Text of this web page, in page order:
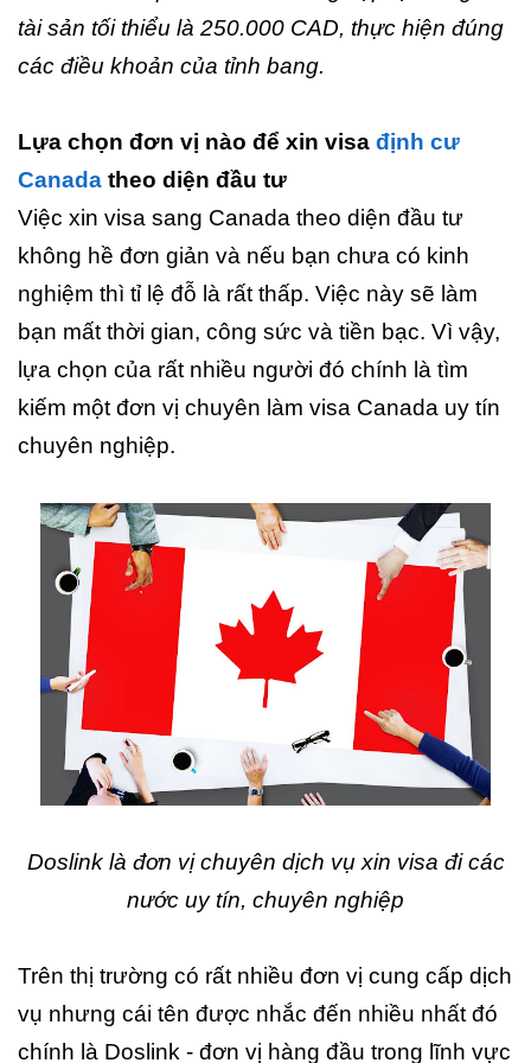
tài sản tối thiểu là 250.000 CAD, thực hiện đúng
các điều khoản của tỉnh bang.
Lựa chọn đơn vị nào để xin visa định cư
Canada theo diện đầu tư
Việc xin visa sang Canada theo diện đầu tư
không hề đơn giản và nếu bạn chưa có kinh
nghiệm thì tỉ lệ đỗ là rất thấp. Việc này sẽ làm
bạn mất thời gian, công sức và tiền bạc. Vì vậy,
lựa chọn của rất nhiều người đó chính là tìm
kiếm một đơn vị chuyên làm visa Canada uy tín
chuyên nghiệp.
Doslink là đơn vị chuyên dịch vụ xin visa đi các
nước uy tín, chuyên nghiệp
Trên thị trường có rất nhiều đơn vị cung cấp dịch
vụ nhưng cái tên được nhắc đến nhiều nhất đó
chính là Doslink - đơn vị hàng đầu trong lĩnh vực